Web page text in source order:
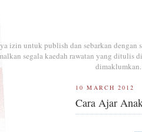
izin untuk publish dan sebarkan
segala kaedah rawatan yang
10 MARCH 2012
Cara Ajar